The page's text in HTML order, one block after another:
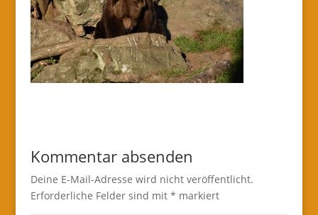
Kommentar absenden
Deine E-Mail-Adresse wird nicht veröffentlicht.
Erforderliche Felder sind mit * markiert